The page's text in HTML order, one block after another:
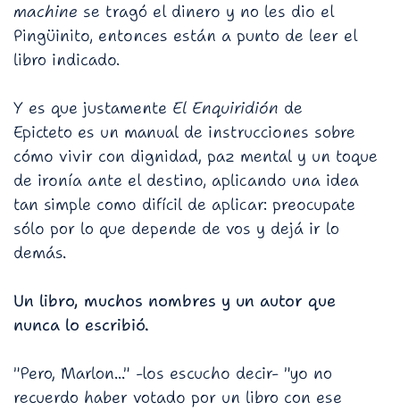
machine se tragó el dinero y no les dio el
Pingüinito, entonces están a punto de leer el
libro indicado.
Y es que justamente El Enquiridión de
Epicteto es un manual de instrucciones sobre
cómo vivir con dignidad, paz mental y un toque
de ironía ante el destino, aplicando una idea
tan simple como difícil de aplicar: preocupate
sólo por lo que depende de vos y dejá ir lo
demás.
Un libro, muchos nombres y un autor que
nunca lo escribió.
"Pero, Marlon..." -los escucho decir- "yo no
recuerdo haber votado por un libro con ese